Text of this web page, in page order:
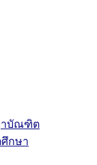
าบัณฑิต
กษา